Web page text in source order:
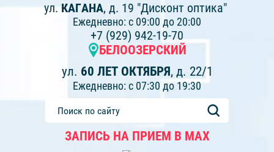
ул.КАГАНА, д. 19 "Дисконт оптика"
Ежедневно: с 09:00 до 20:00
+7 (929) 942-19-70
БЕЛООЗЕРСКИЙ
ул. 60 ЛЕТ ОКТЯБРЯ, д. 22/1
Ежедневно: с 07:30 до 19:30
ЗАПИСЬ НА ПРИЕМ В МАХ